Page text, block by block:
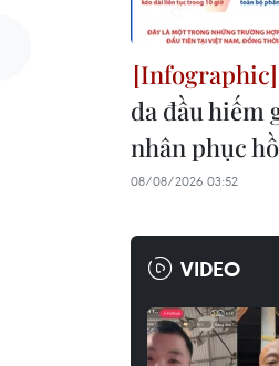
da đầu hiếm
nhân phục
08/08/2026 03:52
VIDEO